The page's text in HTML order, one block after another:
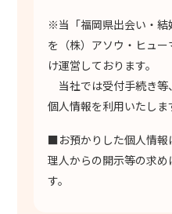
※当「福岡県出会い・結
を（株）アソウ・ヒュ
け運営しております。
当社では受付手続き等
個人情報を利用いたしま
■お預かりした個人情報
理人からの開示等の求
す。